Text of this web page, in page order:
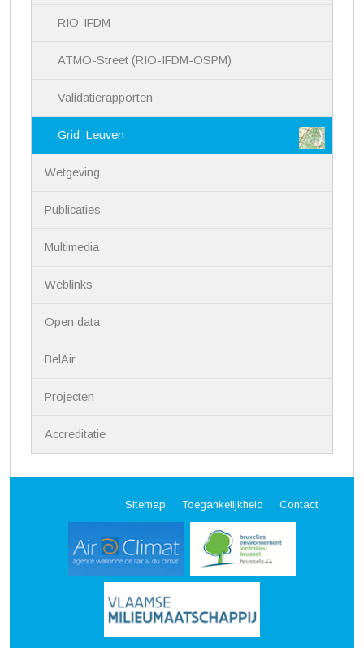
RIO-IFDM
ATMO-Street (RIO-IFDM-OSPM)
Validatierapporten
Grid_Leuven
Wetgeving
Publicaties
Multimedia
Weblinks
Open data
BelAir
Projecten
Accreditatie
Sitemap Toegankelijkheid Contact